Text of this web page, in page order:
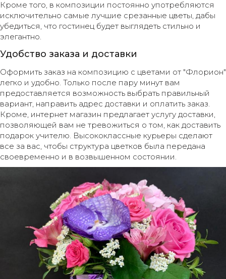
Кроме того, в композиции постоянно употребляются
исключительно самые лучшие срезанные цветы, дабы
убедиться, что гостинец будет выглядеть стильно и
элегантно.
Удобство заказа и доставки
Оформить заказ на композицию с цветами от "Флорион"
легко и удобно. Только после пару минут вам
предоставляется возможность выбрать правильный
вариант, направить адрес доставки и оплатить заказ.
Кроме, интернет магазин предлагает услугу доставки,
позволяющей вам не тревожиться о том, как доставить
подарок учителю. Высококлассные курьеры сделают
все за вас, чтобы структура цветков была передана
своевременно и в возвышенном состоянии.